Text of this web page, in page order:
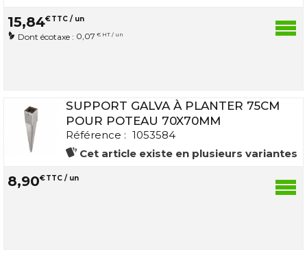
15,84€TTC / un
Dont écotaxe : 0,07 € HT / un
SUPPORT GALVA À PLANTER 75CM
POUR POTEAU 70X70MM
Référence : 1053584
Cet article existe en plusieurs variantes
8,90€TTC / un